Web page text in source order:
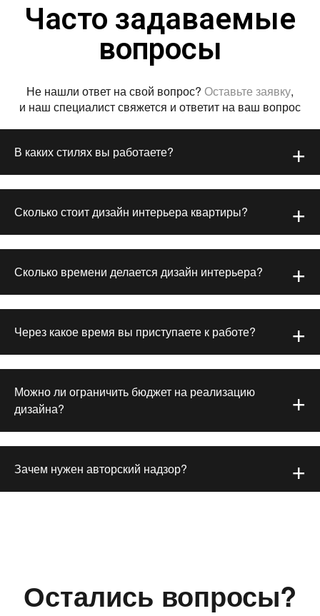
Часто задаваемые
вопросы
Не нашли ответ на свой вопрос? Оставьте заявку,
и наш специалист свяжется и ответит на ваш вопрос
В каких стилях вы работаете?
Сколько стоит дизайн интерьера квартиры?
Сколько времени делается дизайн интерьера?
Через какое время вы приступаете к работе?
Можно ли ограничить бюджет на реализацию
дизайна?
Зачем нужен авторский надзор?
Остались вопросы?